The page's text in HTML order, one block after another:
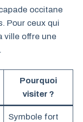
occitane
Pour ceux qui
ville offre une
Pourquoi
visiter ?
Symbole fort